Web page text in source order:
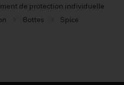
de protection individuelle
Bottes Spice